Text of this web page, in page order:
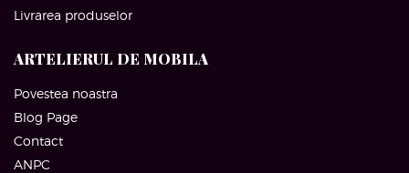
Livrarea produselor
ARTELIERUL DE MOBILA
Povestea noastra
Blog Page
Contact
ANPC